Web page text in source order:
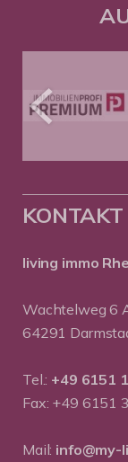
KONTAKT
living immo
Wachtelweg 6
64291
Tel.: +49 6151
Fax: +49 6151
Mail: info@my-